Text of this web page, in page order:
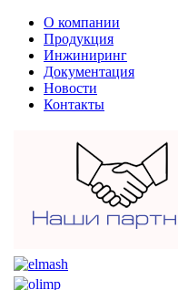
О компании
Продукция
Инжиниринг
Документация
Новости
Контакты